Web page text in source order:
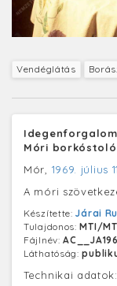
Vendéglátás
Móri borkóstoló
Mór, 1969. július 11.
A móri
Készítette:Járai
Tulajdonos:MTI/
Fájlnév:
Láthatóság:
Technikai adatok: